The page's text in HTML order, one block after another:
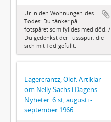
Ur In den Wohnungen des
Todes: Du tänker på
fotspåret som fylldes med död. /
Du gedenkst der Fussspur, die
sich mit Tod gefüllt.
Lagercrantz, Olof: Artiklar
om Nelly Sachs i Dagens
Nyheter. 6 st, augusti -
september 1966.